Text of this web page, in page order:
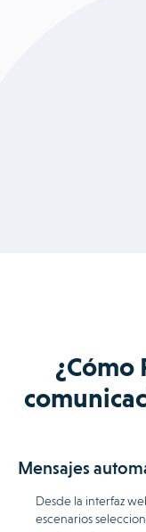
¿Cómo
Mensajes
Desde la interfaz
escenarios